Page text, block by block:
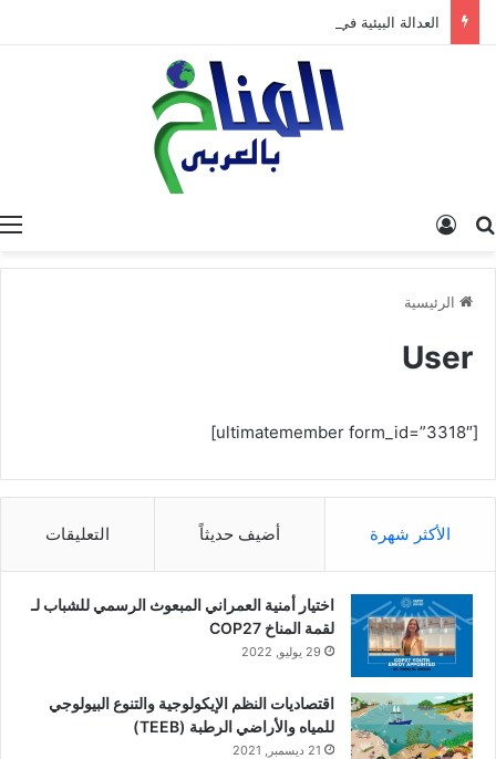
البحث عن
الرئيسية
User
[ultimatemember form_id=”3318″]
الأكثر شهرة أضيف حديثاً التعليقات
اختيار أمنية العمراني المبعوث الرسمي للشباب لـ
لقمة المناخ COP27
29 يوليو, 2022
اقتصاديات النظم الإيكولوجية والتنوع البيولوجي
للمياه والأراضي الرطبة (TEEB)
21 ديسمبر, 2021